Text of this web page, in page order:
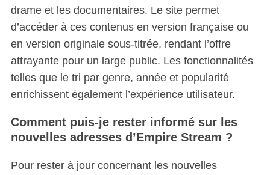
drame et les documentaires. Le site permet
d’accéder à ces contenus en version française ou
en version originale sous-titrée, rendant l’offre
attrayante pour un large public. Les fonctionnalités
telles que le tri par genre, année et popularité
enrichissent également l’expérience utilisateur.
Comment puis-je rester informé sur les
nouvelles adresses d’Empire Stream ?
Pour rester à jour concernant les nouvelles